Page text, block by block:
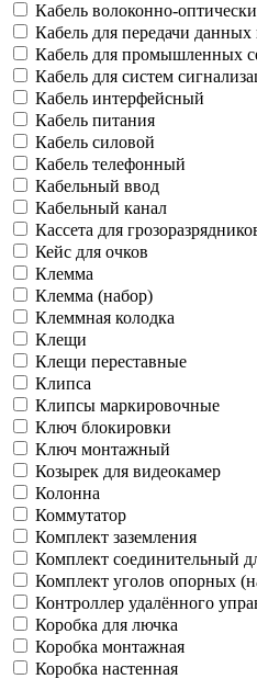
Кабель волоконно-
Кабель для передачи данных
Кабель для промышленных
Кабель для систем
Кабель интерфейсный
Кабель питания
Кабель силовой
Кабель телефонный
Кабельный ввод
Кабельный канал
Кассета для
Кейс для очков
Клемма
Клемма (набор)
Клеммная колодка
Клещи
Клещи переставные
Клипса
Клипсы маркировочные
Ключ блокировки
Ключ монтажный
Козырек для видеокамер
Колонна
Коммутатор
Комплект заземления
Комплект соединительный
Комплект уголов опорных
Контроллер удалённого
Коробка для лючка
Коробка монтажная
Коробка настенная